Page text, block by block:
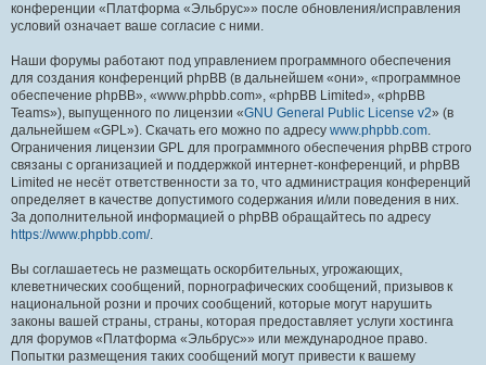
конференции «Платформа «Эльбрус»» после обновления/исправления
условий означает ваше согласие с ними.
Наши форумы работают под управлением программного обеспечения
для создания конференций phpBB (в дальнейшем «они», «программное
обеспечение phpBB», «www.phpbb.com», «phpBB Limited», «phpBB
Teams»), выпущенного по лицензии «GNU General Public License v2» (в
дальнейшем «GPL»). Скачать его можно по адресу www.phpbb.com.
Ограничения лицензии GPL для программного обеспечения phpBB строго
связаны с организацией и поддержкой интернет-конференций, и phpBB
Limited не несёт ответственности за то, что администрация конференций
определяет в качестве допустимого содержания и/или поведения в них.
За дополнительной информацией о phpBB обращайтесь по адресу
https://www.phpbb.com/.
Вы соглашаетесь не размещать оскорбительных, угрожающих,
клеветнических сообщений, порнографических сообщений, призывов к
национальной розни и прочих сообщений, которые могут нарушить
законы вашей страны, страны, которая предоставляет услуги хостинга
для форумов «Платформа «Эльбрус»» или международное право.
Попытки размещения таких сообщений могут привести к вашему